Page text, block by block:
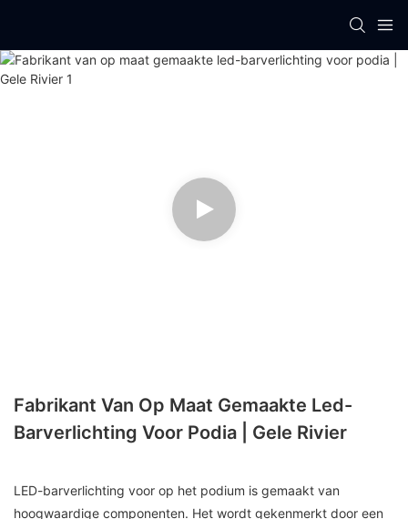
Fabrikant Van Op Maat Gemaakte Led-
Barverlichting Voor Podia | Gele Rivier
LED-barverlichting voor op het podium is gemaakt van
hoogwaardige componenten. Het wordt gekenmerkt door een